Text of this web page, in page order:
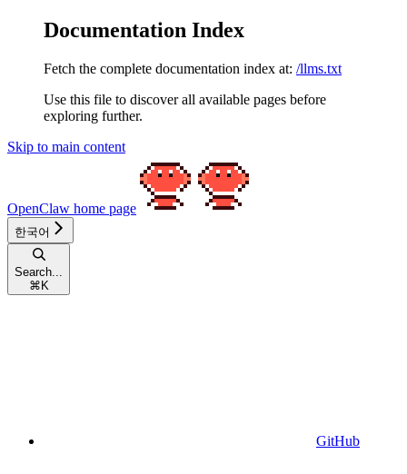
Documentation Index
Fetch the complete documentation index at: /llms.txt
Use this file to discover all available pages before
exploring further.
Skip to main content
OpenClaw home page
한국어
Search...
⌘ K
GitHub